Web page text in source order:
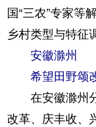
国“三农”专家等
乡村类型与特征
安徽滁州
希望田野颂
在安徽滁州
改革、庆丰收、